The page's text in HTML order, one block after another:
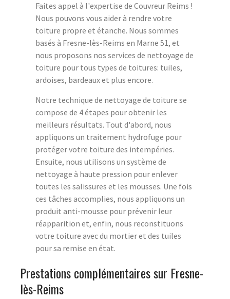
Faites appel à l'expertise de Couvreur Reims !
Nous pouvons vous aider à rendre votre
toiture propre et étanche. Nous sommes
basés à Fresne-lès-Reims en Marne 51, et
nous proposons nos services de nettoyage de
toiture pour tous types de toitures: tuiles,
ardoises, bardeaux et plus encore.
Notre technique de nettoyage de toiture se
compose de 4 étapes pour obtenir les
meilleurs résultats. Tout d'abord, nous
appliquons un traitement hydrofuge pour
protéger votre toiture des intempéries.
Ensuite, nous utilisons un système de
nettoyage à haute pression pour enlever
toutes les salissures et les mousses. Une fois
ces tâches accomplies, nous appliquons un
produit anti-mousse pour prévenir leur
réapparition et, enfin, nous reconstituons
votre toiture avec du mortier et des tuiles
pour sa remise en état.
Prestations complémentaires sur Fresne-
lès-Reims